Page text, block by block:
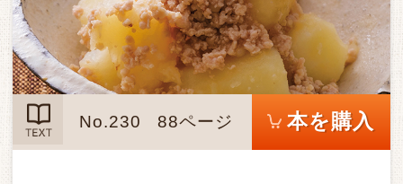
TEXT
No.230 88ページ 本を購入